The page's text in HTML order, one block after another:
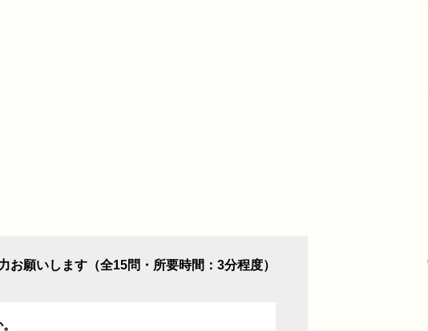
お願いします（全15問・所要時間：3分程度）